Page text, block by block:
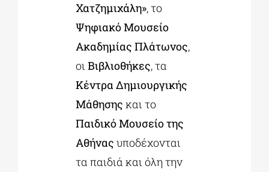
Χατζημιχάλη», το
Ψηφιακό Μουσείο
Ακαδημίας Πλάτωνος,
οι Βιβλιοθήκες, τα
Κέντρα Δημιουργικής
Μάθησης και το
Παιδικό Μουσείο της
Αθήνας υποδέχονται
τα παιδιά και όλη την